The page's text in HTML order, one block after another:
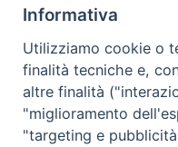
UTILITY
News
Altri articoli
Informativa
Utilizziamo cookie o
finalità tecniche e,
altre finalità
"miglioramento
"targeting e